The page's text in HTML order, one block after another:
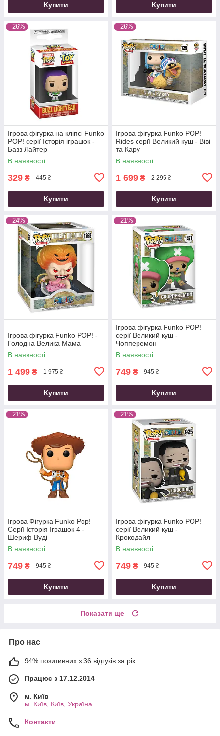
Купити Купити
–26%
Ігрова фігурка на кліпсі Funko
POP! серії Історія іграшок -
Базз Лайтер
В наявності
329 ₴ 445 ₴
Купити
–26%
Ігрова фігурка Funko POP!
Rides cерії Великий куш - Віві
та Кару
В наявності
1 699 ₴ 2 295 ₴
Купити
–24%
Ігрова фігурка Funko POP! -
Голодна Велика Мама
В наявності
1 499 ₴ 1 975 ₴
Купити
–21%
Ігрова фігурка Funko POP!
cерії Великий куш -
Чопперемон
В наявності
749 ₴ 945 ₴
Купити
–21%
Ігрова Фігурка Funko Pop!
Серії Історія Іграшок 4 -
Шериф Вуді
В наявності
749 ₴ 945 ₴
Купити
–21%
Ігрова фігурка Funko POP!
cерії Великий куш -
Крокодайл
В наявності
749 ₴ 945 ₴
Купити
Показати ще
Про нас
94% позитивних з 36 відгуків за рік
Працює з 17.12.2014
м. Київ
м. Київ, Київ, Україна
Контакти